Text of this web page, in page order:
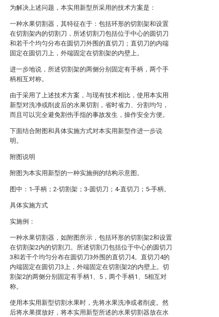
为解决上述问题，本实用新型所采用的技术方案是：
一种水果切割器，其特征在于：包括环形的切割架和设置
在切割架内的切割刀，所述切割刀包括位于中心的圆切刀
和若干个均匀分布在圆切刀外围的直切刀；直切刀的内端
固定在圆切刀上，外端固定在切割架的内壁上。
进一步地说，所述切割架的两侧分别固定有手柄，两个手
柄相互对称。
由于采用了上述技术方案，与现有技术相比，使用本实用
新型对洗净或削皮后的水果切割，省时省力、分割均匀，
而且可以完全避免割伤手指的事故发生，操作安全方便。
下面结合附图和具体实施方式对本实用新型作进一步说
明。
附图说明
附图为本实用新型的一种实施例的结构示意图。
图中：1-手柄；2-切割架；3-圆切刀；4-直切刀；5-手柄。
具体实施方式
实施例：
一种水果切割器，如附图所示，包括环形的切割架2和设置
在切割架2内的切割刀。所述切割刀包括位于中心的圆切刀
3和若干个均匀分布在圆切刀3外围的直切刀4。直切刀4的
内端固定在圆切刀3上，外端固定在切割架2的内壁上。切
割架2的两侧分别固定有手柄1、5，两个手柄1、5相互对
称。
使用本实用新型切割水果时，先将水果洗净或者削皮。然
后将水果摆放好，将本实用新型所述的水果切割器放在水